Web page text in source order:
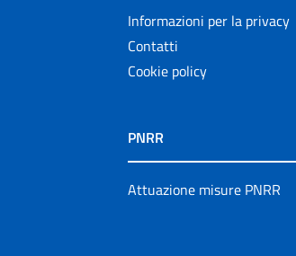
Informazioni per la privacy
Contatti
Cookie policy
PNRR
Attuazione misure PNRR